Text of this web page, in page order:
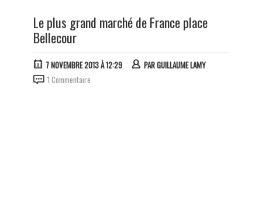
Le plus grand marché de France place
Bellecour
7 NOVEMBRE 2013 À 12:29 PARGUILLAUME LAMY
1 Commentaire